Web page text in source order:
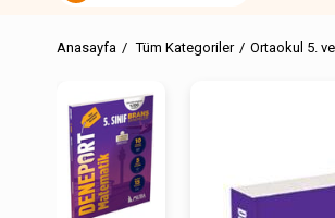
Anasayfa Tüm Kategoriler Ortaokul 5. ve